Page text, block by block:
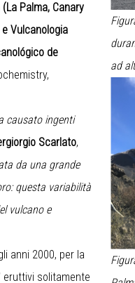
Palma, Canary
Vulcanologia
de
causato ingenti
Scarlato,
da una grande
questa variabilità
vulcano e
anni 2000, per la
eruttivi solitamente
ad